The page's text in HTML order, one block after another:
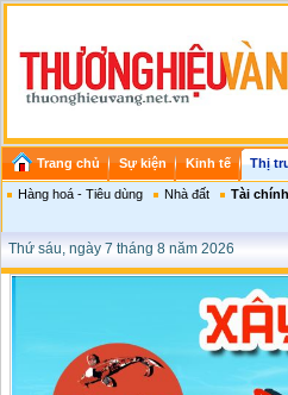
Trang chủ Sự kiện Kinh tế Thị
Hàng hoá - Tiêu dùng Nhà đất Tài
Thứ sáu, ngày 7 tháng 8 năm 2026